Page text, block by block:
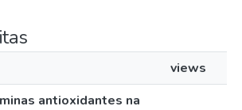
views
antioxidantes na